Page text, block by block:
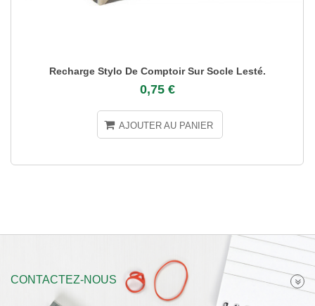
Recharge Stylo De Comptoir Sur Socle Lesté.
0,75 €
AJOUTER AU PANIER
CONTACTEZ-NOUS